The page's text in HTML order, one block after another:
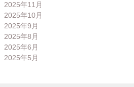
2025年11月
2025年10月
2025年9月
2025年8月
2025年6月
2025年5月